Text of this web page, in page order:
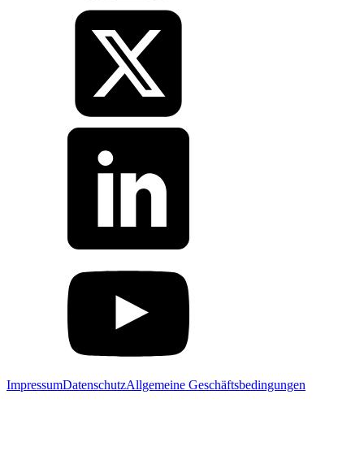
ImpressumDatenschutzAllgemeine Geschäftsbedingungen